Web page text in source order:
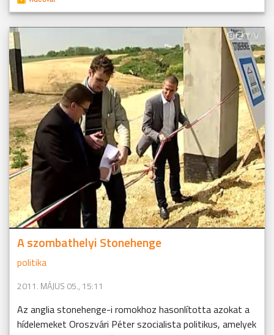
A szombathelyi Stonehenge
politika
2011. MÁJUS 05., 15:11
Az anglia stonehenge-i romokhoz hasonlította azokat a
hídelemeket Oroszvári Péter szocialista politikus, amelyek